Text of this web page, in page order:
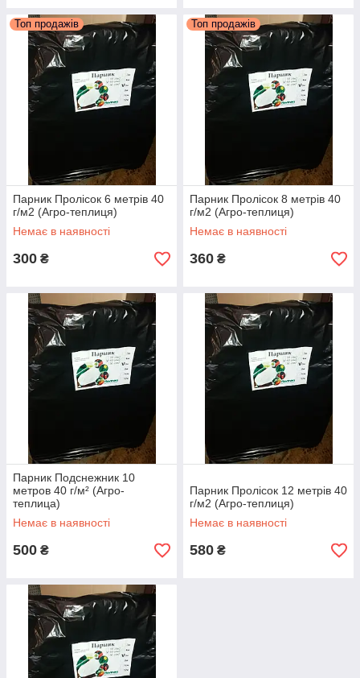
Топ продажів
Парник Пролісок 6 метрів 40
г/м2 (Агро-теплиця)
Немає в наявності
300 ₴
Топ продажів
Парник Пролісок 8 метрів 40
г/м2 (Агро-теплиця)
Немає в наявності
360 ₴
Парник Подснежник 10
метров 40 г/м² (Агро-
теплица)
Немає в наявності
500 ₴
Парник Пролісок 12 метрів 40
г/м2 (Агро-теплиця)
Немає в наявності
580 ₴